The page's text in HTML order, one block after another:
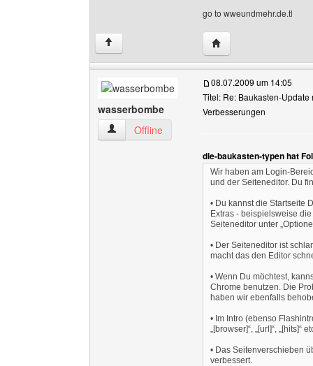
go to wweundmehr.de.tl
↑ Website dieses
wasserbombe
wasserbombe Benutzer-Profile anzeigen
Offline
08.07.2009 um 14:05
Titel: Re: Baukasten-Update
Verbesserungen
die-baukasten-typen hat
Wir haben am Login-
und der Seiteneditor. Du
• Du kannst die Startseite
Extras - beispielsweise
Seiteneditor unter
• Der Seiteneditor ist
macht das den Editor
• Wenn Du möchtest,
Chrome benutzen. Die
haben wir ebenfalls
• Im Intro (ebenso
„[browser]“, „[url]“, „[hits]“
• Das Seitenverschieben
verbessert.